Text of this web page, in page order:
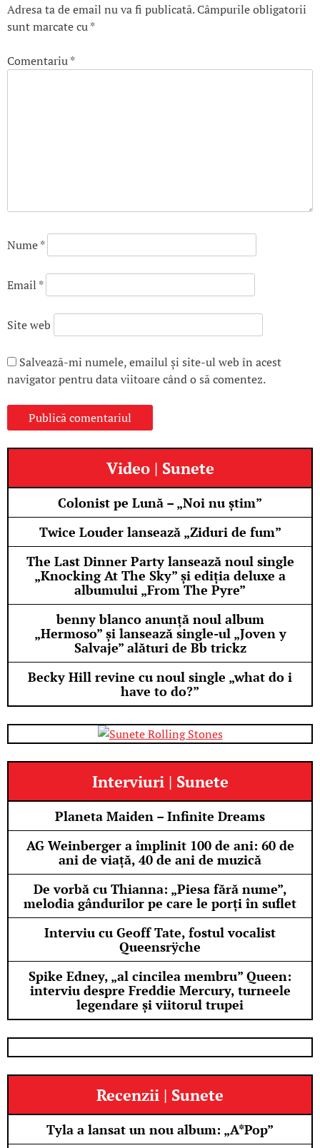
Adresa ta de email nu va fi publicată.Câmpurile obligatorii
sunt marcate cu*
Comentariu*
Nume*
Email *
Site web
Salvează-mi numele, emailul și site-ul web în acest
navigator pentru data viitoare când o să comentez.
Video | Sunete
Colonist pe Lună – „Noi nu știm”
Twice Louder lansează „Ziduri de fum”
The Last Dinner Party lansează noul single
„Knocking At The Sky” și ediția deluxe a
albumului „From The Pyre”
benny blanco anunță noul album
„Hermoso” și lansează single-ul „Joven y
Salvaje” alături de Bb trickz
Becky Hill revine cu noul single „what do i
have to do?”
Interviuri | Sunete
Planeta Maiden – Infinite Dreams
AG Weinberger a împlinit 100 de ani: 60 de
ani de viață, 40 de ani de muzică
De vorbă cu Thianna: „Piesa fără nume”,
melodia gândurilor pe care le porți în suflet
Interviu cu Geoff Tate, fostul vocalist
Queensrÿche
Spike Edney, „al cincilea membru” Queen:
interviu despre Freddie Mercury, turneele
legendare și viitorul trupei
Recenzii | Sunete
Tyla a lansat un nou album: „A*Pop”